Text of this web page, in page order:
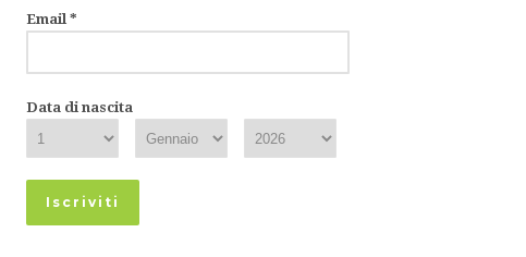
Email *
Data di nascita